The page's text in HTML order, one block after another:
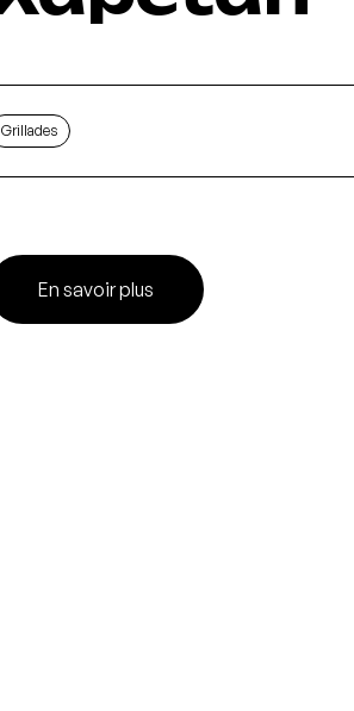
Grillades
En savoir plus